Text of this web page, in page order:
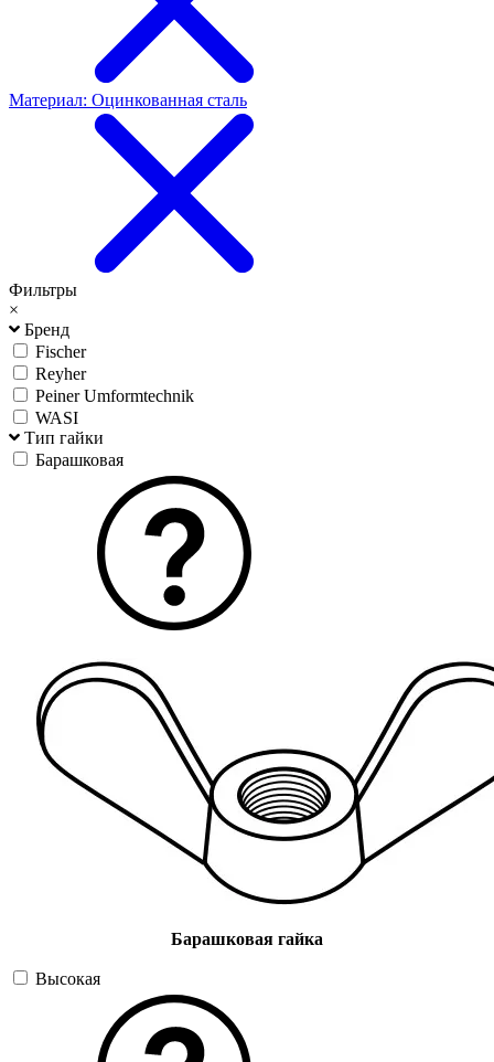
Материал: Оцинкованная сталь
Фильтры
×
Бренд
Fischer
Reyher
Peiner Umformtechnik
WASI
Тип гайки
Барашковая
Барашковая гайка
Высокая